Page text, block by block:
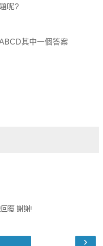
呢?
其中一個答案
覆 謝謝!
›